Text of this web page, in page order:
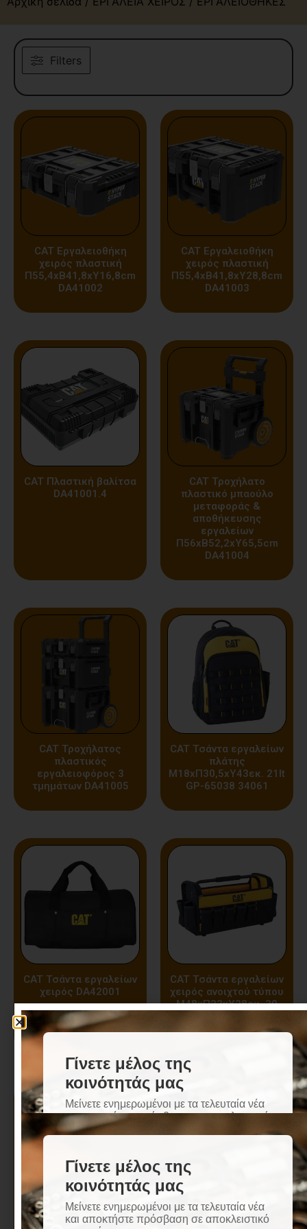
Filters
CAT Εργαλειοθήκη
χειρός πλαστική
Π55,4xB41,8xΥ16,8cm
DA41002
CAT Εργαλειοθήκη
χειρός πλαστική
Π55,4xB41,8xΥ28,8cm
DA41003
CAT Πλαστική βαλίτσα
DA41001.4
CAT Τροχήλατο
πλαστικό μπαούλο
μεταφοράς &
αποθήκευσης
εργαλείων
Π56xB52,2xΥ65,5cm
DA41004
CAT Τροχήλατος
πλαστικός
εργαλειοφόρος 3
τμημάτων DA41005
CAT Τσάντα εργαλείων
πλάτης
Μ18xΠ30,5xΥ43εκ. 21lt
GP-65038 34061
CAT Τσάντα εργαλείων
χειρός DA42001
CAT Τσάντα εργαλείων
χειρός ανοιχτού τύπου
Μ48xΠ23xΥ28εκ. 30
θέσεων GP-65046 /
CAT Τσάντα εργαλείων
COME Εργαλειοθήκη